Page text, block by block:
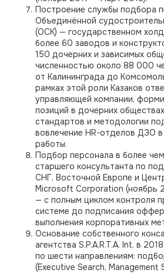
Построение службы подбора
Объединённой
(ОСК) — государственном
более 60 заводов и
150 дочерних и зависимых
численностью около 88 000
от Калининграда до
рамках этой роли Казаков
управляющей компании,
позиций в дочерних
стандартов и методологии
вовлечение HR-отделов ДЗО
работы.
Подбор персонала в более
старшего консультанта по
СНГ, Восточной Европе и
Microsoft Corporation (ноябрь
— с полным циклом контроля
системе до подписания
выполнения корпоративных
Основание собственного
агентства S.P.A.R.T.A. Int. в
по шести направлениям:
(Executive Search, Management